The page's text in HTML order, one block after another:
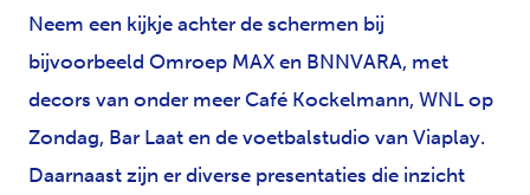
Neem een kijkje achter de schermen bij
bijvoorbeeld Omroep MAX en BNNVARA, met
decors van onder meer Café Kockelmann, WNL op
Zondag, Bar Laat en de voetbalstudio van Viaplay.
Daarnaast zijn er diverse presentaties die inzicht